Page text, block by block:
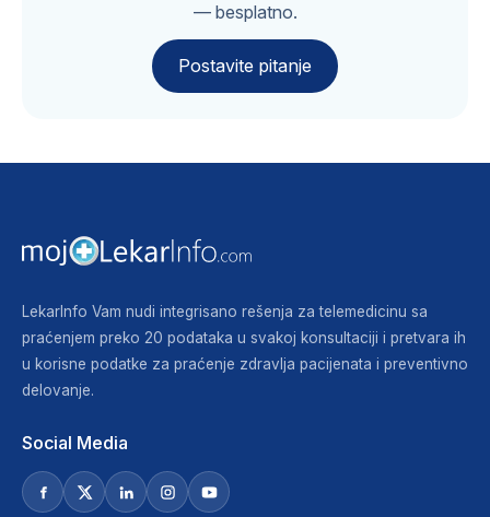
— besplatno.
Postavite pitanje
LekarInfo Vam nudi integrisano rešenja za telemedicinu sa
praćenjem preko 20 podataka u svakoj konsultaciji i pretvara ih
u korisne podatke za praćenje zdravlja pacijenata i preventivno
delovanje.
Social Media